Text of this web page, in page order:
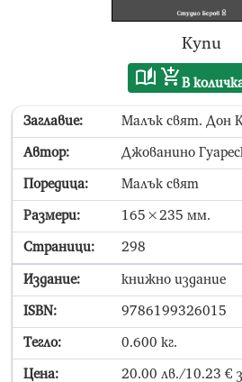
Купи
В
Заглавие: Малък свят. Дон
Автор: Джованино
Поредица: Малък свят
Размери: 165×235 мм.
Страници: 298
Издание: книжно издание
ISBN: 9786199326015
Тегло: 0.600 кг.
Цена: 20.00 лв./10.23 €